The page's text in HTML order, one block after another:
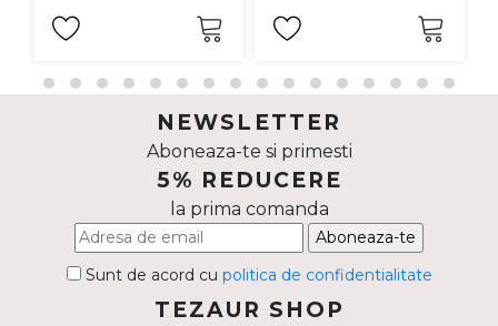
NEWSLETTER
Aboneaza-te si primesti
5% REDUCERE
la prima comanda
Aboneaza-te
Sunt de acord cu politica de confidentialitate
TEZAUR SHOP